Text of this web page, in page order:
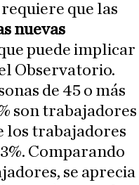
que las
nuevas
puede implicar
Observatorio.
de 45 o más
son trabajadores
los trabajadores
Comparando
se aprecia